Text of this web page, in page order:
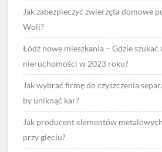
Jak zabezpieczyć zwierzęta domowe
Woli?
Łódź nowe mieszkania – Gdzie
nieruchomości w 2023 roku?
Jak wybrać firmę do czyszczenia
by uniknąć kar?
Jak producent elementów
przy gięciu?